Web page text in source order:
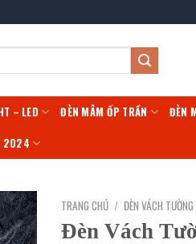
– LED ĐÈN MÂM ỐP TRẦN ĐÈN
2024
TRANG CHỦ / ĐÈN VÁCH TƯỜNG
Đèn Vách